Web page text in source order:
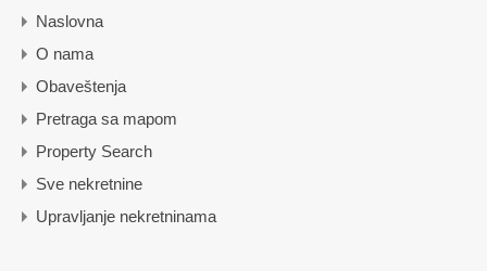
Naslovna
O nama
Obaveštenja
Pretraga sa mapom
Property Search
Sve nekretnine
Upravljanje nekretninama